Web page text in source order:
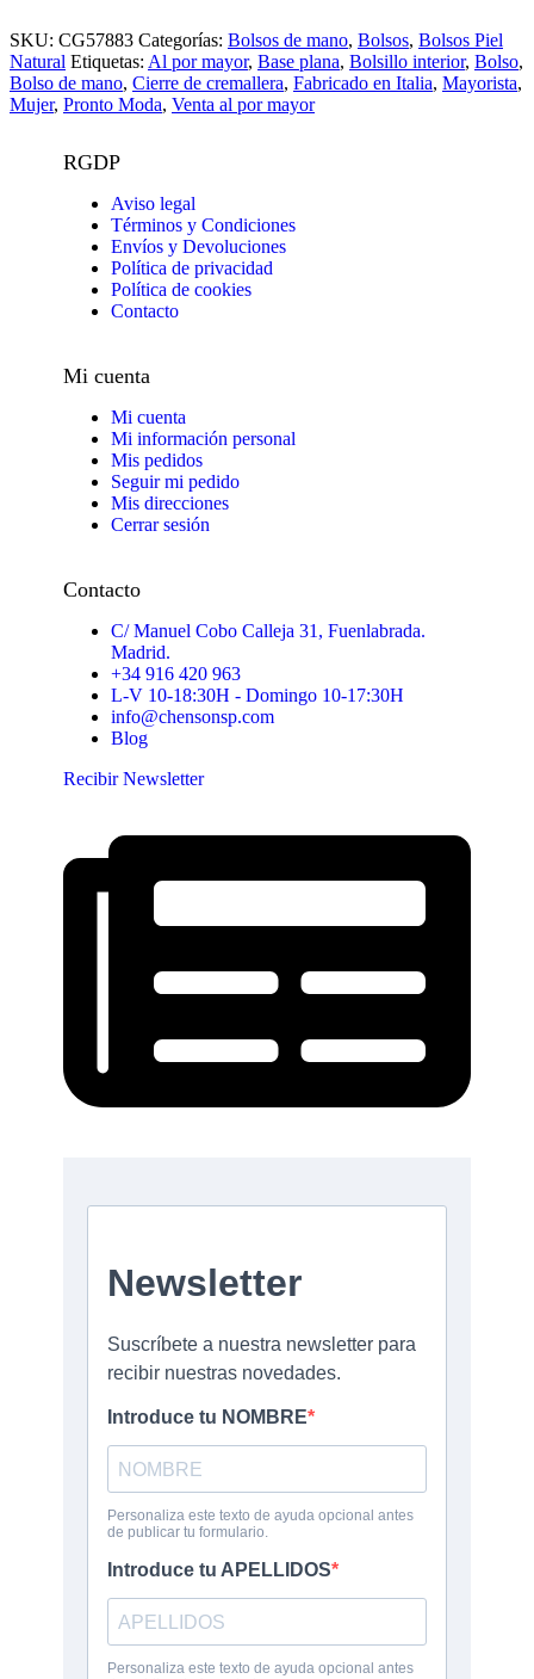
SKU: CG57883 Categorías: Bolsos de mano, Bolsos, Bolsos Piel
Natural Etiquetas: Al por mayor, Base plana, Bolsillo interior, Bolso,
Bolso de mano, Cierre de cremallera, Fabricado en Italia, Mayorista,
Mujer, Pronto Moda, Venta al por mayor
RGDP
Aviso legal
Términos y Condiciones
Envíos y Devoluciones
Política de privacidad
Política de cookies
Contacto
Mi cuenta
Mi cuenta
Mi información personal
Mis pedidos
Seguir mi pedido
Mis direcciones
Cerrar sesión
Contacto
C/ Manuel Cobo Calleja 31, Fuenlabrada.
Madrid.
+34 916 420 963
L-V 10-18:30H - Domingo 10-17:30H
info@chensonsp.com
Blog
Recibir Newsletter